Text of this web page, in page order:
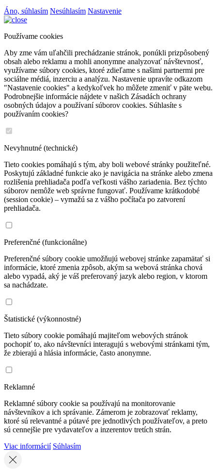
Áno, súhlasím Nesúhlasím Nastavenie
Používame cookies
Aby zme vám uľahčili prechádzanie stránok, ponúkli prizpôsobený
obsah alebo reklamu a mohli anonymne analyzovať návštevnosť,
využívame súbory cookies, ktoré zdieľame s našimi partnermi pre
sociálne médiá, inzerciu a analýzu. Nastavenie upravíte odkazom
"Nastavenie cookies" a kedykoľvek ho môžete zmeniť v päte webu.
Podrobnejšie informácie nájdete v našich Zásadách ochrany
osobných údajov a používaní súborov cookies. Súhlasíte s
používaním cookies?
Nevyhnutné (technické)
Tieto cookies pomáhajú s tým, aby boli webové stránky použiteľné.
Poskytujú základné funkcie ako je navigácia na stránke alebo zmena
rozlišenia prehliadača podľa veľkosti vášho zariadenia. Bez týchto
súborov nemôže web správne fungovať. Používame krátkodobé
(session cookie) – vymažú sa z vášho počítača po zatvorení
prehliadača.
Preferenčné (funkcionálne)
Preferenčné súbory cookie umožňujú webovej stránke zapamätať si
informácie, ktoré zmenia zpôsob, akým sa webová stránka chová
alebo vypadá, aký je váš preferovaný jazyk alebo region, v ktorom
sa nachádzate.
Štatistické (výkonnostné)
Tieto súbory cookie pomáhajú majiteľom webových stránok
pochopiť to, ako návštevníci interagujú s webovými stránkami tým,
že zbierajú a hlásia informácie, často anonymne.
Reklamné
Reklamné súbory cookie sa používajú na monitorovanie
návštevníkov a ich správanie. Zámerom je zobrazovať reklamy,
ktoré sú relevantné a pútavé pre jednotlivých používateľov, a preto
sú cennejšie pre vydavateľov a inzerentov tretích strán.
Viac informácií Súhlasím